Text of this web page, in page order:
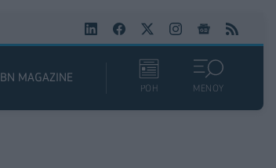
BN MAGAZINE
ΡΟΗ ΜΕΝΟΥ